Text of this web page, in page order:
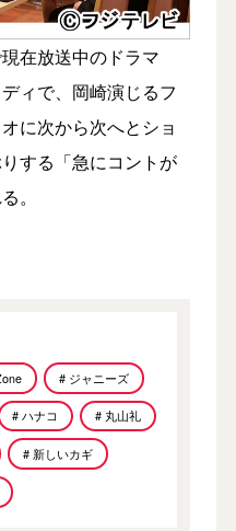
在放送中のドラマ
ィで、岡崎演じるフ
に次から次へとショ
する「急にコントが
。
# ジャニーズ
# ハナコ # 丸山礼
# 新しいカギ